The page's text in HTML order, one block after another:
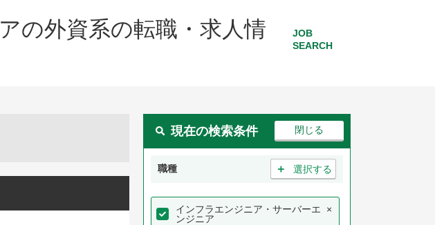
の外資系の転職・求人情
JOB
SEARCH
現在の検索条件
職種 ＋ 選択する
インフラエンジニア・サーバーエ
ンジニア
×